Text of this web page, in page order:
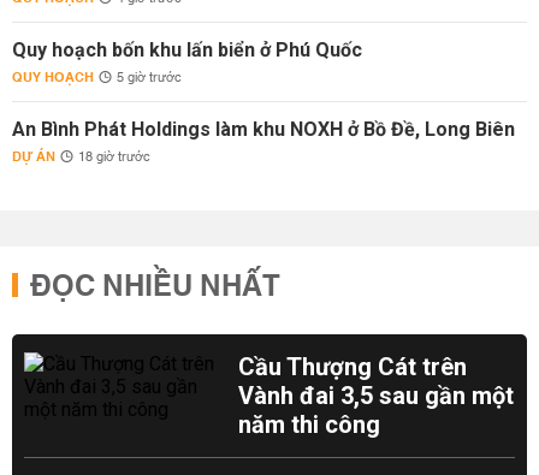
Quy hoạch bốn khu lấn biển ở Phú Quốc
QUY HOẠCH 5 giờ trước
An Bình Phát Holdings làm khu NOXH ở Bồ Đề, Long Biên
DỰ ÁN 18 giờ trước
ĐỌC NHIỀU NHẤT
Cầu Thượng Cát trên
Vành đai 3,5 sau gần một
năm thi công